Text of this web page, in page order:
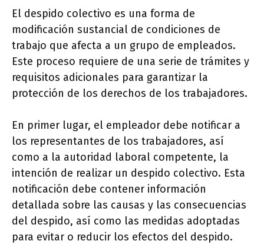
El despido colectivo es una forma de
modificación sustancial de condiciones de
trabajo que afecta a un grupo de empleados.
Este proceso requiere de una serie de trámites y
requisitos adicionales para garantizar la
protección de los derechos de los trabajadores.
En primer lugar, el empleador debe notificar a
los representantes de los trabajadores, así
como a la autoridad laboral competente, la
intención de realizar un despido colectivo. Esta
notificación debe contener información
detallada sobre las causas y las consecuencias
del despido, así como las medidas adoptadas
para evitar o reducir los efectos del despido.